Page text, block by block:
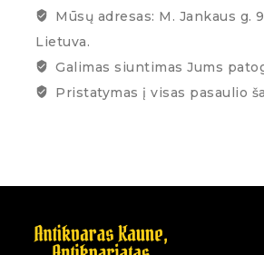
Mūsų adresas: M. Jankaus g.
Lietuva.
Galimas siuntimas Jums
Pristatymas į visas pasaulio